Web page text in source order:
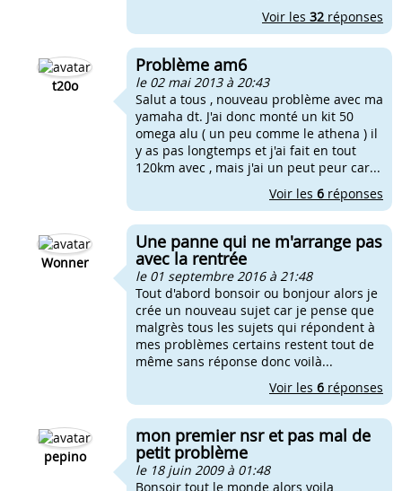
Voir les 32 réponses
t20o
Problème am6
le 02 mai 2013 à 20:43
Salut a tous , nouveau problème avec ma
yamaha dt. J'ai donc monté un kit 50
omega alu ( un peu comme le athena ) il
y as pas longtemps et j'ai fait en tout
120km avec , mais j'ai un peut peur car...
Voir les 6 réponses
Wonner
Une panne qui ne m'arrange pas
avec la rentrée
le 01 septembre 2016 à 21:48
Tout d'abord bonsoir ou bonjour alors je
crée un nouveau sujet car je pense que
malgrès tous les sujets qui répondent à
mes problèmes certains restent tout de
même sans réponse donc voilà...
Voir les 6 réponses
pepino
mon premier nsr et pas mal de
petit problème
le 18 juin 2009 à 01:48
Bonsoir tout le monde alors voila